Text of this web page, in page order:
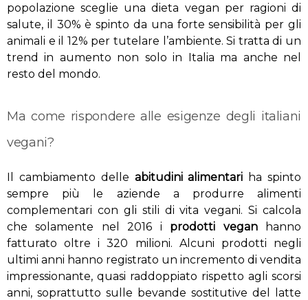
popolazione sceglie una dieta vegan per ragioni di
salute, il 30% è spinto da una forte sensibilità per gli
animali e il 12% per tutelare l’ambiente. Si tratta di un
trend in aumento non solo in Italia ma anche nel
resto del mondo.
Ma come rispondere alle esigenze degli italiani
vegani?
Il cambiamento delle abitudini alimentari ha spinto
sempre più le aziende a produrre alimenti
complementari con gli stili di vita vegani. Si calcola
che solamente nel 2016 i prodotti veganhanno
fatturato oltre i 320 milioni. Alcuni prodotti negli
ultimi anni hanno registrato un incremento di vendita
impressionante, quasi raddoppiato rispetto agli scorsi
anni, soprattutto sulle bevande sostitutive del latte